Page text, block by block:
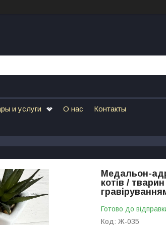
и услуги О нас Контакты
Медальон-
котів /
Готово до
Код: Ж-035